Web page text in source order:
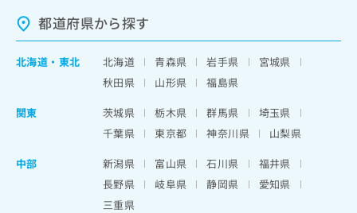
都道府県から探す
北海道 ・ 東北 北海道 青森県 岩手県
宮城県
秋田県
山形県
福島県
関東
茨城県 栃木県 群馬県
埼玉県
千葉県
東京都 神奈川県
山梨県
中部
新潟県 富山県 石川県
福井県
長野県
岐阜県 静岡県
愛知県
三重県